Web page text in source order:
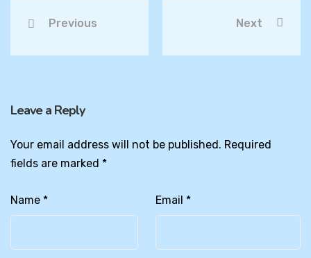
Previous Next
Leave a Reply
Your email address will not be published. Required
fields are marked *
Name * Email *